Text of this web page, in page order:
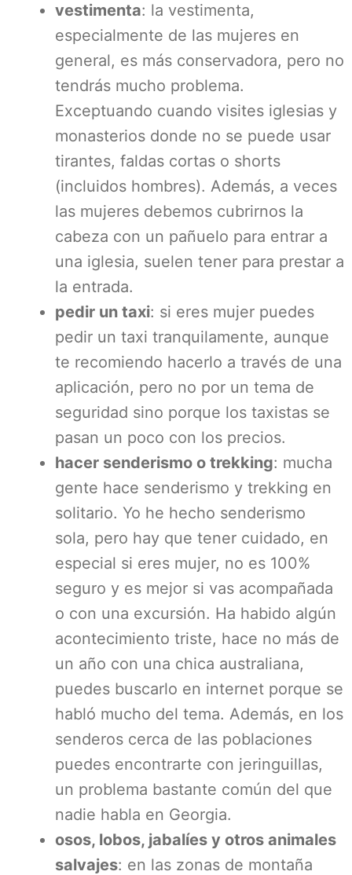
vestimenta: la vestimenta,
especialmente de las mujeres en
general, es más conservadora, pero no
tendrás mucho problema.
Exceptuando cuando visites iglesias y
monasterios donde no se puede usar
tirantes, faldas cortas o shorts
(incluidos hombres). Además, a veces
las mujeres debemos cubrirnos la
cabeza con un pañuelo para entrar a
una iglesia, suelen tener para prestar a
la entrada.
pedir un taxi: si eres mujer puedes
pedir un taxi tranquilamente, aunque
te recomiendo hacerlo a través de una
aplicación, pero no por un tema de
seguridad sino porque los taxistas se
pasan un poco con los precios.
hacer senderismo o trekking: mucha
gente hace senderismo y trekking en
solitario. Yo he hecho senderismo
sola, pero hay que tener cuidado, en
especial si eres mujer, no es 100%
seguro y es mejor si vas acompañada
o con una excursión. Ha habido algún
acontecimiento triste, hace no más de
un año con una chica australiana,
puedes buscarlo en internet porque se
habló mucho del tema. Además, en los
senderos cerca de las poblaciones
puedes encontrarte con jeringuillas,
un problema bastante común del que
nadie habla en Georgia.
osos, lobos, jabalíes y otros animales
salvajes: en las zonas de montaña